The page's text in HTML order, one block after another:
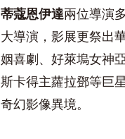
蒂蔻恩伊達兩位導演
大導演，影展更祭出
姻喜劇、好萊塢女神
斯卡得主蘿拉鄧等巨
奇幻影像異境。